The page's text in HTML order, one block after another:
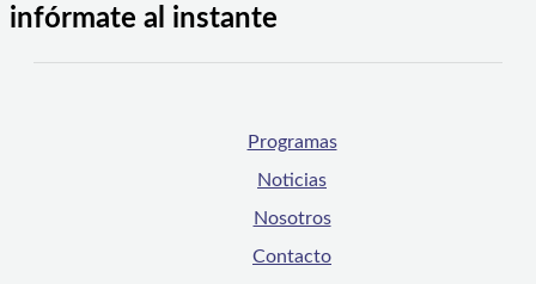
infórmate al instante
Programas
Noticias
Nosotros
Contacto